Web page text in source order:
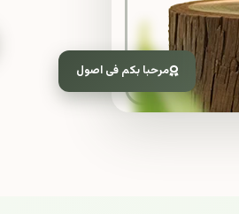
مرحبا بكم فى اصول